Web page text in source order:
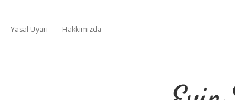
Yasal Uyarı Hakkımızda